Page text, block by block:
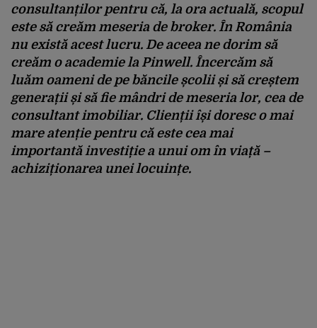
consultanților pentru că, la ora actuală, scopul
este să creăm meseria de broker. În România
nu există acest lucru. De aceea ne dorim să
creăm o academie la Pinwell. Încercăm să
luăm oameni de pe băncile școlii și să creștem
generații și să fie mândri de meseria lor, cea de
consultant imobiliar. Clienții își doresc o mai
mare atenție pentru că este cea mai
importantă investiție a unui om în viață –
achiziționarea unei locuințe.